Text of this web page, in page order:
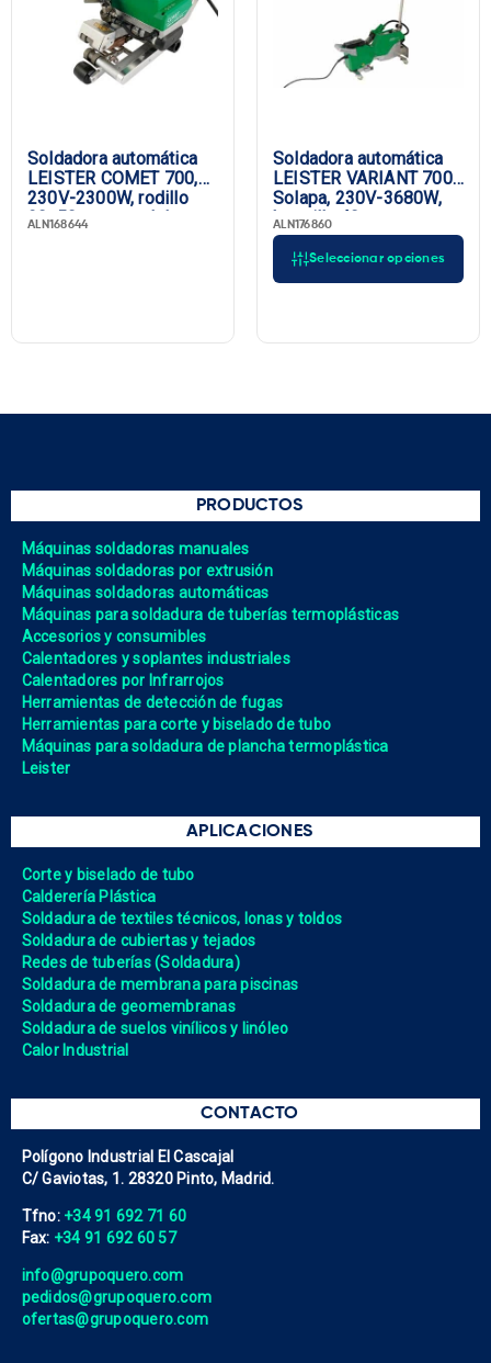
Soldadora automática
LEISTER COMET 700,
230V-2300W, rodillo
90x50mm, canal de
ALN168644
Seleccionar opciones
Soldadora automática
LEISTER VARIANT 700
Solapa, 230V-3680W,
boquilla 40 mm,
enchufe UE
ALN176860
PRODUCTOS
Máquinas soldadoras manuales
Máquinas soldadoras por extrusión
Máquinas soldadoras automáticas
Máquinas para soldadura de tuberías termoplásticas
Accesorios y consumibles
Calentadores y soplantes industriales
Calentadores por Infrarrojos
Herramientas de detección de fugas
Herramientas para corte y biselado de tubo
Máquinas para soldadura de plancha termoplástica
Leister
APLICACIONES
Corte y biselado de tubo
Calderería Plástica
Soldadura de textiles técnicos, lonas y toldos
Soldadura de cubiertas y tejados
Redes de tuberías (Soldadura)
Soldadura de membrana para piscinas
Soldadura de geomembranas
Soldadura de suelos vinílicos y linóleo
Calor Industrial
CONTACTO
Polígono Industrial El Cascajal
C/ Gaviotas, 1. 28320 Pinto, Madrid.
Tfno: +34 91 692 71 60
Fax: +34 91 692 60 57
info@grupoquero.com
pedidos@grupoquero.com
ofertas@grupoquero.com